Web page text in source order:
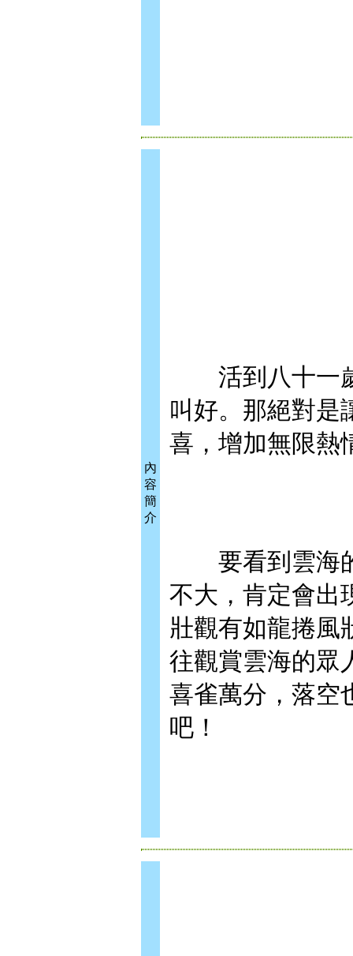
內
容
簡
介
活到八十一歲
叫好。那絕對是
喜，增加無限熱
要看到雲海的
不大，肯定會出
壯觀有如龍捲風
往觀賞雲海的眾
喜雀萬分，落空
吧！